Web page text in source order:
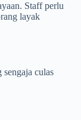
Staff perlu
layak
culas